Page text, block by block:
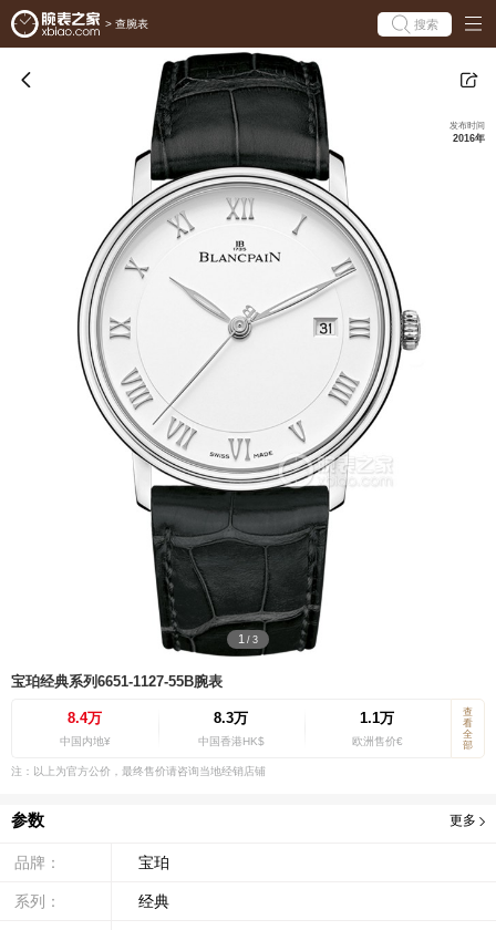
> 查腕表 搜索
1 / 3
发布时间
2016年
宝珀经典系列6651-1127-55B腕表
8.4万
中国内地¥
8.3万
中国香港HK$
1.1万
欧洲售价€
查
看
全
部
注：以上为官方公价，最终售价请咨询当地经销店铺
参数 更多
品牌： 宝珀
系列： 经典